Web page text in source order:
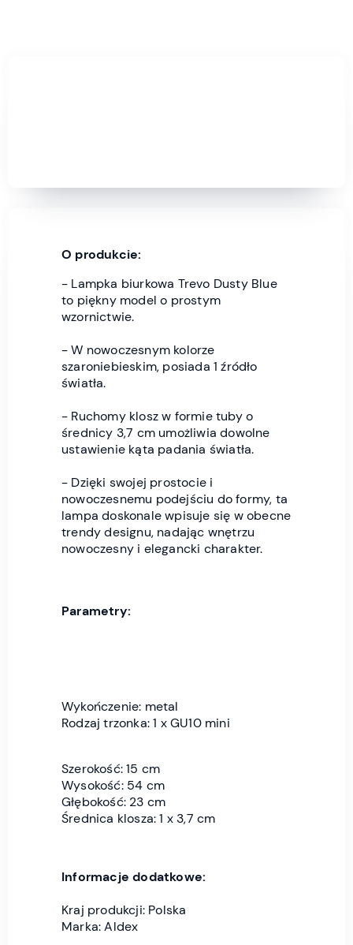
O produkcie:
- Lampka biurkowa Trevo Dusty Blue
to piękny model o prostym
wzornictwie.
- W nowoczesnym kolorze
szaroniebieskim, posiada 1 źródło
światła.
- Ruchomy klosz w formie tuby o
średnicy 3,7 cm umożliwia dowolne
ustawienie kąta padania światła.
- Dzięki swojej prostocie i
nowoczesnemu podejściu do formy, ta
lampa doskonale wpisuje się w obecne
trendy designu, nadając wnętrzu
nowoczesny i elegancki charakter.
Parametry:
Wykończenie: metal
Rodzaj trzonka: 1 x GU10 mini
Szerokość: 15 cm
Wysokość: 54 cm
Głębokość: 23 cm
Średnica klosza: 1 x 3,7 cm
Informacje dodatkowe:
Kraj produkcji: Polska
Marka: Aldex